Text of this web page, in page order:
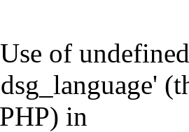
of
in